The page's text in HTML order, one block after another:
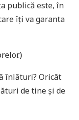
publică este, în
îţi va garanta
înlături? Oricât
de tine și de